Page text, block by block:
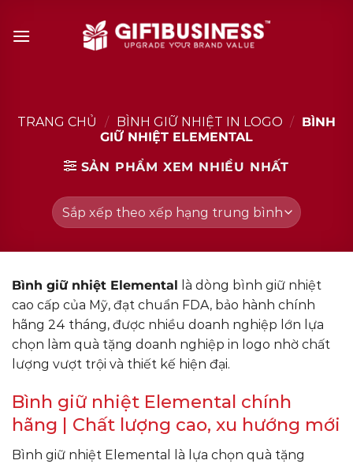
TRANG CHỦ / BÌNH GIỮ NHIỆT IN LOGO / BÌNH
GIỮ NHIỆT ELEMENTAL
SẢN PHẨM XEM NHIỀU NHẤT
Bình giữ nhiệt Elemental là dòng bình giữ nhiệt
cao cấp của Mỹ, đạt chuẩn FDA, bảo hành chính
hãng 24 tháng, được nhiều doanh nghiệp lớn lựa
chọn làm quà tặng doanh nghiệp in logo nhờ chất
lượng vượt trội và thiết kế hiện đại.
Bình giữ nhiệt Elemental chính
hãng | Chất lượng cao, xu hướng mới
Bình giữ nhiệt Elemental là lựa chọn quà tặng